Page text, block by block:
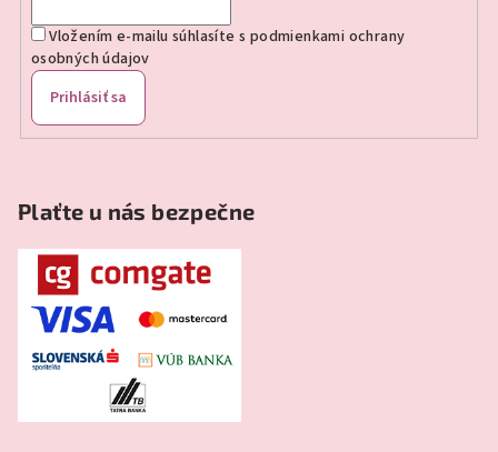
Vložením e-mailu súhlasíte s podmienkami ochrany
osobných údajov
Prihlásiť sa
Plaťte u nás bezpečne